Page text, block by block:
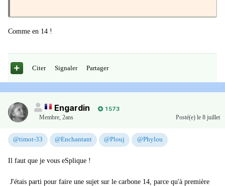
Comme en 14 !
Citer Signaler Partager
Engardin
1 573
Membre, 2ans Posté(e) le 8 juillet
@timot-33 @Enchantant @Plouj @Phylou
Il faut que je vous eSplique !
J'étais parti pour faire une sujet sur le carbone 14, parce qu'à première